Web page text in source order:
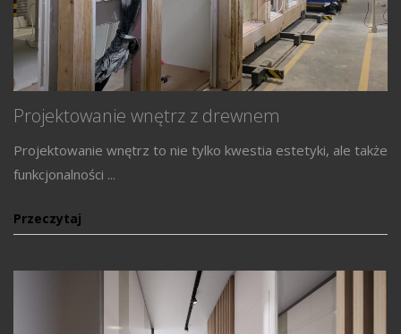
Projektowanie wnętrz z drewnem
Projektowanie wnętrz to nie tylko kwestia estetyki, ale także
funkcjonalności ...
Przeczytaj